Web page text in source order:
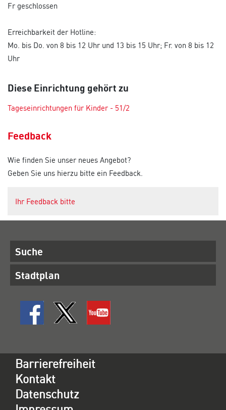
Fr geschlossen
Erreichbarkeit der Hotline:
Mo. bis Do. von 8 bis 12 Uhr und 13 bis 15 Uhr; Fr. von 8 bis 12
Uhr
Diese Einrichtung gehört zu
Tageseinrichtungen für Kinder - 51/2
Feedback
Wie finden Sie unser neues Angebot?
Geben Sie uns hierzu bitte ein Feedback.
Ihr Feedback bitte
Suche
Stadtplan
Barrierefreiheit
Kontakt
Datenschutz